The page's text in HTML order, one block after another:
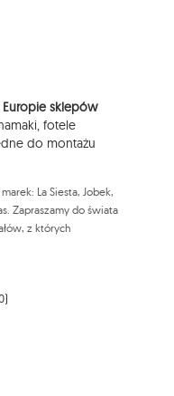
i przechowywane do
swoich danych osobowych,
oraz prawo do
cofnięcia zgody w
z prawem przetwarzania,
jej cofnięciem. W tym celu
Mouton Interactive pod
sklepów
fotele
do montażu
La Siesta, Jobek,
Zapraszamy do świata
z których